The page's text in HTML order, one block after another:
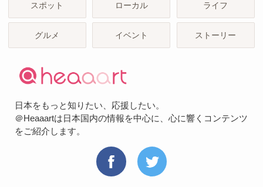
スポット ローカル ライフ
グルメ イベント ストーリー
日本をもっと知りたい、応援したい。
＠Heaaartは日本国内の情報を中心に、心に響くコンテンツ
をご紹介します。